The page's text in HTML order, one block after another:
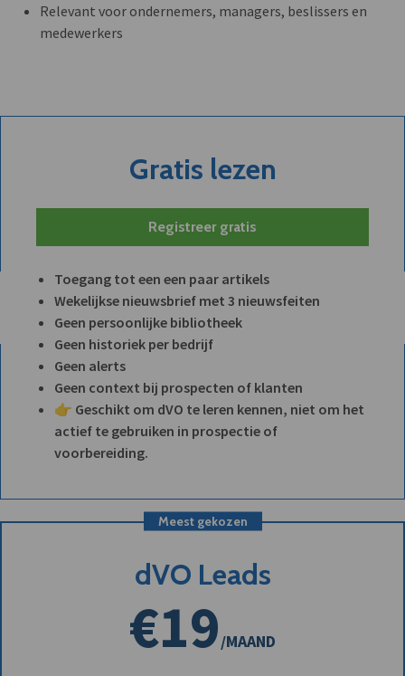
Relevant voor ondernemers, managers, beslissers en
medewerkers
Gratis lezen
Registreer gratis
Toegang tot een een paar artikels
Wekelijkse nieuwsbrief met 3 nieuwsfeiten
Geen persoonlijke bibliotheek
Geen historiek per bedrijf
Geen alerts
Geen context bij prospecten of klanten
👉 Geschikt om dVO te leren kennen, niet om het
actief te gebruiken in prospectie of
voorbereiding.
Meest gekozen
dVO Leads
€19/MAAND